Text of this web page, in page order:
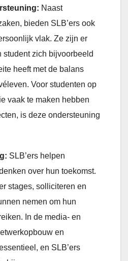
Naast
bieden SLB’ers ook
vlak. Ze zijn er
student zich bijvoorbeeld
heeft met de balans
Voor studenten op
vaak te maken hebben
is deze ondersteuning
SLB’ers helpen
over hun toekomst.
stages, solliciteren en
nemen om hun
In de media- en
en
en SLB’ers